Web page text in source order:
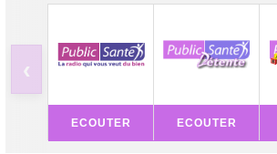
‹
ECOUTER ECOUTER